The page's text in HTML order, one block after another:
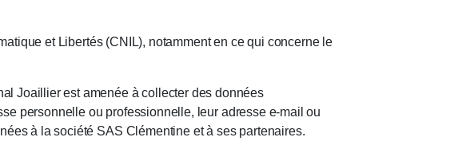
et Libertés (CNIL), notamment en ce qui concerne le
Joaillier est amenée à collecter des données
personnelle ou professionnelle, leur adresse e-mail ou
à la société SAS Clémentine et à ses partenaires.